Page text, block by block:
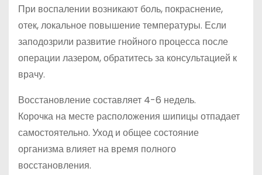
При воспалении возникают боль, покраснение,
отек, локальное повышение температуры. Если
заподозрили развитие гнойного процесса после
операции лазером, обратитесь за консультацией к
врачу.
Восстановление составляет 4-6 недель.
Корочка на месте расположения шипицы отпадает
самостоятельно. Уход и общее состояние
организма влияет на время полного
восстановления.